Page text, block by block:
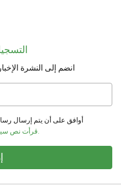
انضم إلى النشرة
أوافق على أن يتم إرسال